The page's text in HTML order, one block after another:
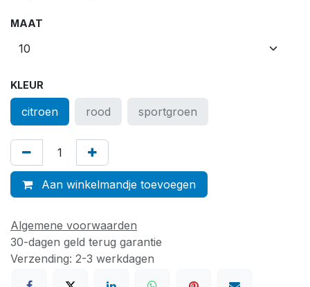
MAAT
KLEUR
citroen rood sportgroen
Aan winkelmandje toevoegen
Algemene voorwaarden
30-dagen geld terug garantie
Verzending: 2-3 werkdagen